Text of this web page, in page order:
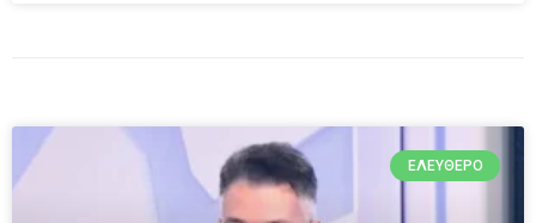
ΕΛΕΎΘΕΡΟ